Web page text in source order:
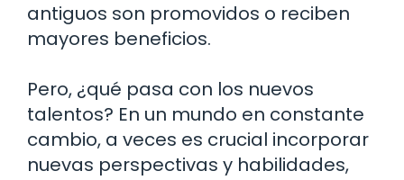
antiguos son promovidos o reciben
mayores beneficios.
Pero, ¿qué pasa con los nuevos
talentos? En un mundo en constante
cambio, a veces es crucial incorporar
nuevas perspectivas y habilidades,